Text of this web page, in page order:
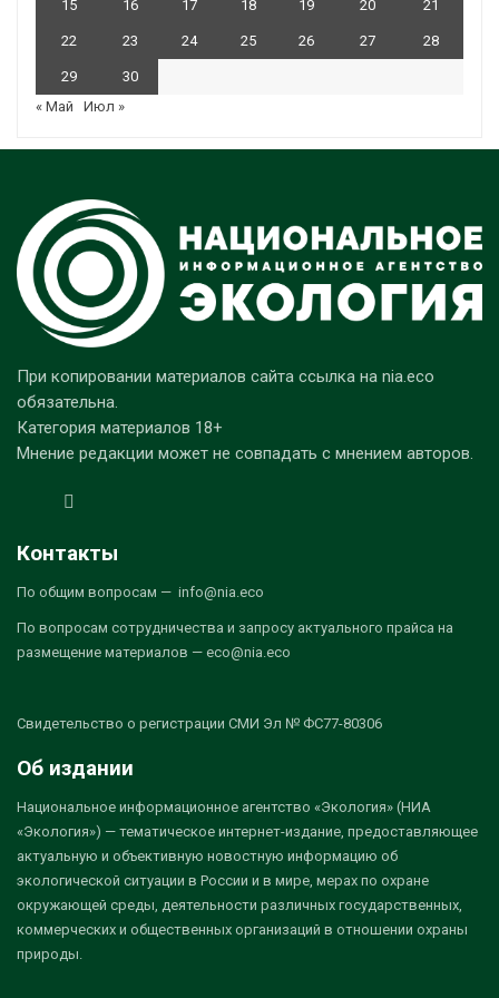
15 16 17 18 19 20 21
22 23 24 25 26 27 28
29
30
« Май
Июл »
При копировании материалов сайта ссылка на nia.eco
обязательна.
Категория материалов 18+
Мнение редакции может не совпадать с мнением авторов.
Контакты
По общим вопросам — info@nia.eco
По вопросам сотрудничества и запросу актуального прайса на
размещение материалов — eco@nia.eco
Свидетельство о регистрации СМИ Эл № ФС77-80306
Об издании
Национальное информационное агентство «Экология» (НИА
«Экология») — тематическое интернет-издание, предоставляющее
актуальную и объективную новостную информацию об
экологической ситуации в России и в мире, мерах по охране
окружающей среды, деятельности различных государственных,
коммерческих и общественных организаций в отношении охраны
природы.